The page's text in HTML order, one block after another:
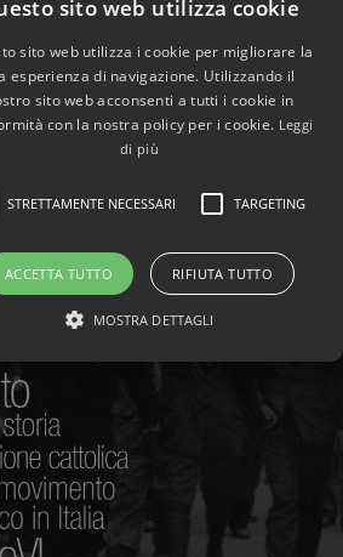
dati
progetto
distribuito con
Commons CC BY NC SA
sito web utilizza cookie
sito web utilizza i cookie per migliorare la
esperienza di navigazione. Utilizzando il
sito web acconsenti a tutti i cookie in
con la nostra policy per i cookie. Leggi
di più
STRETTAMENTE NECESSARI TARGETING
ACCETTA TUTTO RIFIUTA TUTTO
MOSTRA DETTAGLI